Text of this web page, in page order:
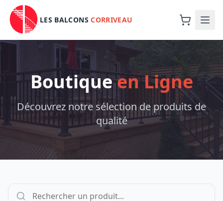
LES BALCONSCORRIVEAU
Boutiqueen Ligne
Découvrez notre sélection de produits de
qualité